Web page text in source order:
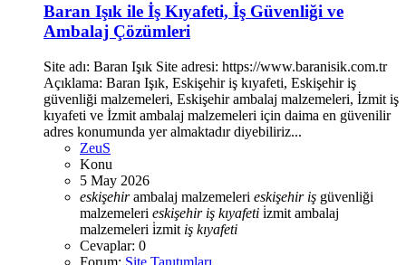
Baran Işık ile İş Kıyafeti, İş Güvenliği ve
Ambalaj Çözümleri
Site adı: Baran Işık Site adresi: https://www.baranisik.com.tr
Açıklama: Baran Işık, Eskişehir iş kıyafeti, Eskişehir iş
güvenliği malzemeleri, Eskişehir ambalaj malzemeleri, İzmit iş
kıyafeti ve İzmit ambalaj malzemeleri için daima en güvenilir
adres konumunda yer almaktadır diyebiliriz...
ZeuS
Konu
5 May 2026
eskişehirambalaj malzemeleri eskişehir iş güvenliği
malzemeleri eskişehir iş kıyafeti i̇zmit ambalaj
malzemeleri i̇zmit iş kıyafeti
Cevaplar: 0